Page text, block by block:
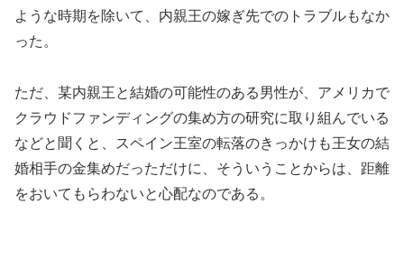
ような時期を除いて、内親王の嫁ぎ先でのトラブルもなか
った。
ただ、某内親王と結婚の可能性のある男性が、アメリカで
クラウドファンディングの集め方の研究に取り組んでいる
などと聞くと、スペイン王室の転落のきっかけも王女の結
婚相手の金集めだっただけに、そういうことからは、距離
をおいてもらわないと心配なのである。